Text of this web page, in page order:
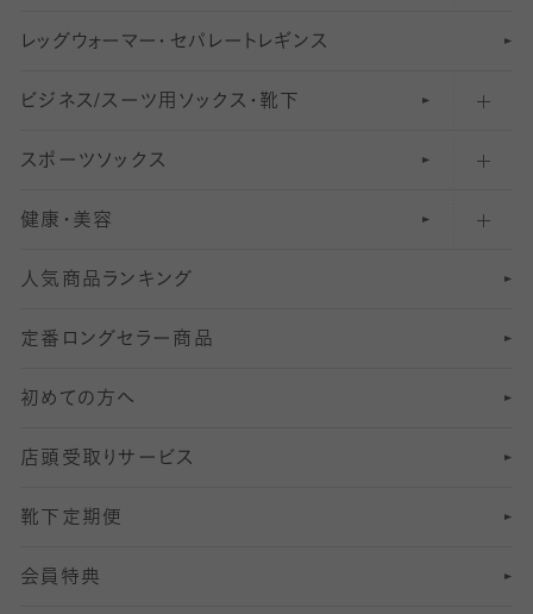
アンクル・ショートソックス（くるぶし上）
クルーソックス（ふくらはぎ下）
ハイソックス
オーバーニー・ニーハイソックス
41〜60デニールタイツ
61〜80デニールタイツ
81 〜110デニールタイツ
111〜210デニールタイツ
211デニールタイツ以上（防寒・厚手タイツ）
無地レギンス
レギンスパンツ（レギパン）
マタニティレギンス
5 分丈
6 分丈レギンス
7 分丈 レギンス
8分丈 レギンス
10分丈 レギンス
12分丈レギンス
13分丈レギンス
伝線しにくいストッキング
ショートストッキング
結婚式用ストッキング
美脚ストッキング
オールスルーストッキング
レッ グ ウォー マー ・ セパレー ト レ ギンス
ビジネス/スーツ用 ソックス・靴下
匠シリーズ
フレッシャーズ向けソックス・靴下
冠婚葬祭向けソックス・靴下
スーツカジュアルソックス・靴下
ロングホーズ
スポーツソックス
ランニングソックス・靴下
ゴルフソックス・靴下
サッカー・フットサル用ソックス
ヨガソックス・靴下
スポーツ用レッグウォーマー
SS サイズ（21～23cm）
Sサイズ（22～25cm）
健康・美容
インナーソックス
加圧・着圧ソックス
冷えとり靴下
着圧・加圧タイツ
むくみ対策
足の疲れ対策
人気商品ランキング
定番ロングセラー商品
初めての方へ
店頭受取りサービス
靴下定期便
会員特典